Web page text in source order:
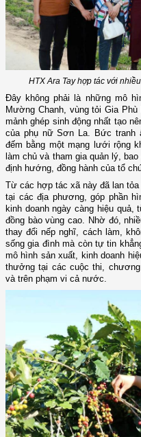
HTX Ara Tay hợp tác với
Đây không phải là những mô
Mường Chanh, vùng tỏi Gia
mảnh ghép sinh động nhất tạo
của phụ nữ Sơn La. Bức
đếm bằng một mạng lưới rộng
làm chủ và tham gia quản lý,
định hướng, đồng hành của tổ
Từ các hợp tác xã này đã lan
tại các địa phương, góp phần
kinh doanh ngày càng hiệu
đồng bào vùng cao. Nhờ đó,
thay đổi nếp nghĩ, cách làm,
sống gia đình mà còn tự tin
mô hình sản xuất, kinh doanh
thưởng tại các cuộc thi,
và trên phạm vi cả nước.